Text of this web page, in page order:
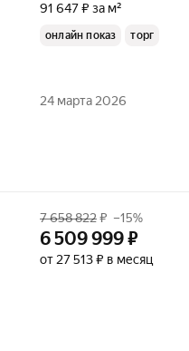
91 647 ₽ за м²
онлайн показ торг
24 марта 2026
7 658 822₽ –15%
6 509 999₽
от 27 513 ₽ в месяц